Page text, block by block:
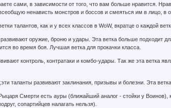
сами, в зависимости от того, что вам больше нравится.
ненависть монстров и боссов и смеяться им в лицо, в
талантов, как и у всех классов в WoW, вкратце о каждой
оружие, броню и удары. Эта ветка больше подходит
во время боя. Лучшая ветка для прокачки класса.
контроль, контратаки и комбо-удары. Так же эта ветка
таланты развивают заклинания, призывы и болезни. Эта
Смерти есть ауры (ближайший аналог - стойки у
сопартийцев налагать нельзя).